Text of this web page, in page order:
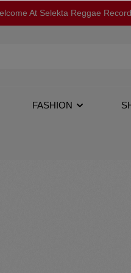
At Selekta Reggae
FASHION